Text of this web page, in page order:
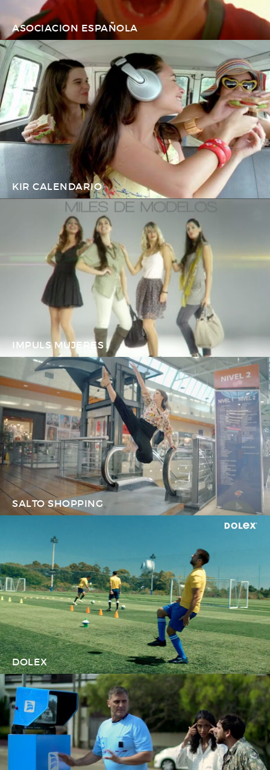
ASOCIACION ESPAÑOLA
KIR CALENDARIO
IMPULS MUJERES
SALTO SHOPPING
DOLEX